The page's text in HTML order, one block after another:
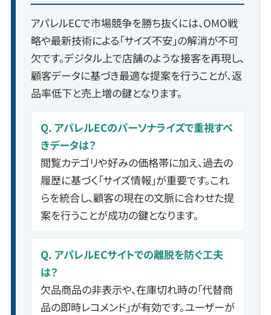
アパレルECで市場競争を勝ち抜くには、OMO戦
略や最新技術による「サイズ不安」の解消が不可
欠です。デジタル上で店舗のような接客を再現し、
顧客データに基づき最適な提案を行うことが、返
品率低下と売上増の鍵となります。
Q. アパレルECのパーソナライズで重視すべ
きデータは？
閲覧カテゴリや好みの価格帯に加え、過去の
履歴に基づく「サイズ情報」が重要です。これ
らを統合し、顧客の現在の文脈に合わせた提
案を行うことが成功の鍵となります。
Q. アパレルECサイトでの離脱を防ぐ工夫
は？
欠品商品の非表示や、在庫切れ時の「代替商
品の即時レコメンド」が有効です。ユーザーが